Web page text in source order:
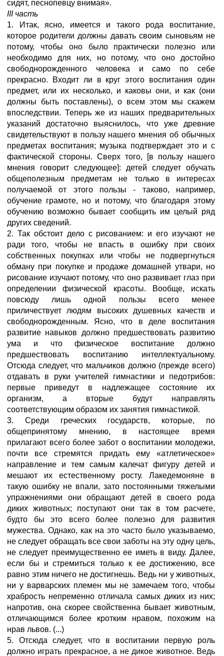
сидят, песнопевцу внимая».
IIIчасть
1. Итак, ясно, имеется и такого рода воспитание,
которое родители должны давать своим сыновьям не
потому, чтобы оно было практически полезно или
необходимо для них, но потому, что оно достойно
свободнорожденного человека и само по себе
прекрасно. Входит ли в круг этого воспитания один
предмет, или их несколько, и каковы они, и как (они
должны быть поставлены), о всем этом мы скажем
впоследствии. Теперь же из наших предварительных
указаний достаточно выяснилось, что уже древние
свидетельствуют в пользу нашего мнения об обычных
предметах воспитания; музыка подтверждает это и с
фактической стороны. Сверх того, [в пользу нашего
мнения говорит следующее]: детей следует обучать
общеполезным предметам не только в интересах
получаемой от этого пользы - таково, например,
обучение грамоте, но и потому, что благодаря этому
обучению возможно бывает сообщить им целый ряд
других сведений.
2. Так обстоит дело с рисованием: и его изучают не
ради того, чтобы не впасть в ошибку при своих
собственных покупках или чтобы не подвергнуться
обману при покупке и продаже домашней утвари, но
рисование изучают потому, что оно развивает глаз при
определении физической красоты. Вообще, искать
повсюду лишь одной пользы всего менее
приличествует людям высоких душевных качеств и
свободнорожденным. Ясно, что в деле воспитания
развитие навыков должно предшествовать развитию
ума и что физическое воспитание должно
предшествовать воспитанию интеллектуальному.
Отсюда следует, что мальчиков должно (прежде всего)
отдавать в руки учителей гимнастики и педотрибов:
первые приведут в надлежащее состояние их
организм, а вторые будут направлять
соответствующим образом их занятия гимнастикой.
3. Среди греческих государств, которые, по
общепринятому мнению, в настоящее время
прилагают всего более забот о воспитании молодежи,
почти все стремятся придать ему «атлетическое»
направление и тем самым калечат фигуру детей и
мешают их естественному росту. Лакедемоняне в
такую ошибку не впали, зато постоянными тяжелыми
упражнениями они обращают детей в своего рода
диких животных; поступают они так в том расчете,
будто бы это всего более полезно для развития
мужества. Однако, как на это часто было указываемо,
не следует обращать все свои заботы на эту одну цель,
не следует преимущественно ее иметь в виду. Далее,
если бы и стремиться только к ее достижению, все
равно этим ничего не достигнешь. Ведь ни у животных,
ни у варварских племен мы не замечаем того, чтобы
храбрость непременно отличала самых диких из них;
напротив, она скорее свойственна бывает животным,
отличающимся более кротким нравом, похожим на
нрав львов. (...)
5. Отсюда следует, что в воспитании первую роль
должно играть прекрасное, а не дикое животное. Ведь